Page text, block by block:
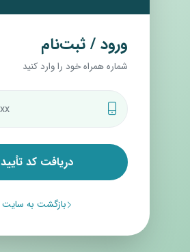
ورود / ثبت‌نام
شماره همراه خود را وارد کنید
دریافت کد تأیید
بازگشت به سایت